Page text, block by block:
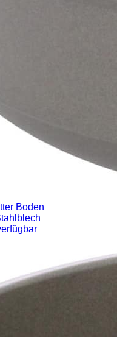
Boden